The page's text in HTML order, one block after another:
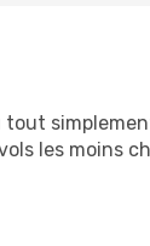
tout
les moins